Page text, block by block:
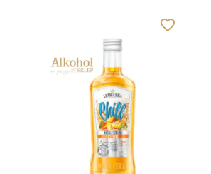
favorite_border